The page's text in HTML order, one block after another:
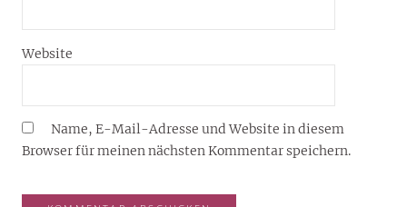
Website
Name, E-Mail-Adresse und Website in diesem
Browser für meinen nächsten Kommentar speichern.